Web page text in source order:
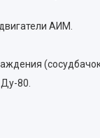
АИМ.
(сосудбачок
80.